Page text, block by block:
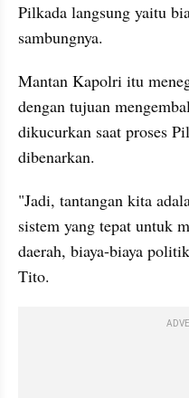
Pilkada langsung yaitu
sambungnya.
Mantan Kapolri itu
dengan tujuan
dikucurkan saat proses
dibenarkan.
"Jadi, tantangan kita
sistem yang tepat untuk
daerah, biaya-biaya
Tito.